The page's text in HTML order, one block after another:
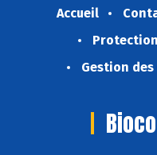
Accueil
Gestion